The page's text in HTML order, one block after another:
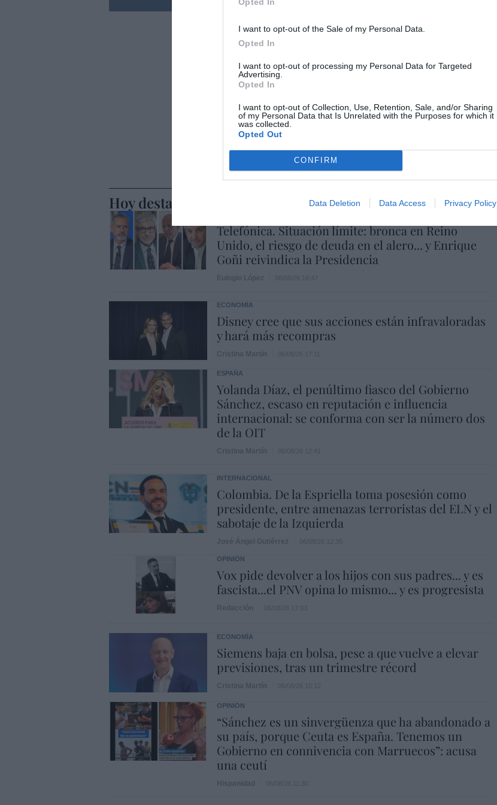
I want to opt-out of the Sale of my Personal Data.
Opted In
I want to opt-out of processing my Personal Data for Targeted
Advertising.
Opted In
I want to opt-out of Collection, Use, Retention, Sale, and/or Sharing
of my Personal Data that Is Unrelated with the Purposes for which it
was collected.
Opted Out
CONFIRM
Data Deletion Data Access Privacy Policy
Hoy destacamos
Telefónica. Situación límite: bronca en Reino
Unido, el riesgo de deuda en el alero... y Enrique
Goñi reivindica la Presidencia
ECONOMÍA
Disney cree que sus acciones están infravaloradas
y hará más recompras
ESPAÑA
Yolanda Díaz, el penúltimo fiasco del Gobierno
Sánchez, escaso en reputación e influencia
internacional: se conforma con ser la número dos
de la OIT
INTERNACIONAL
Colombia. De la Espriella toma posesión como
presidente, entre amenazas terroristas del ELN y el
sabotaje de la Izquierda
OPINIÓN
Vox pide devolver a los hijos con sus padres... y es
fascista...el PNV opina lo mismo... y es progresista
ECONOMÍA
Siemens baja en bolsa, pese a que vuelve a elevar
previsiones, tras un trimestre récord
OPINIÓN
“Sánchez es un sinvergüenza que ha abandonado a
su país, porque Ceuta es España. Tenemos un
Gobierno en connivencia con Marruecos”: acusa
una ceutí